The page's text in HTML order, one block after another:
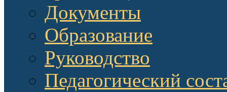
Документы
Образование
Руководство
Педагогический